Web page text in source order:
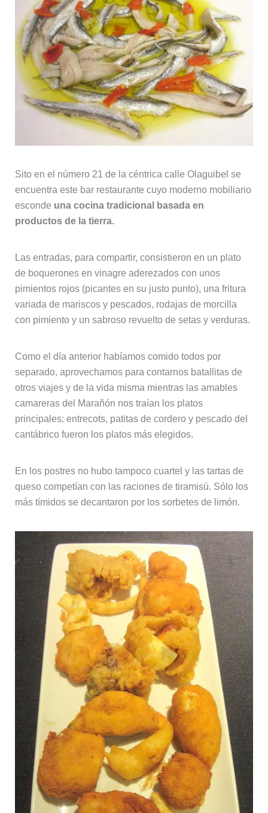
Sito en el número 21 de la céntrica calle Olaguibel se
encuentra este bar restaurante cuyo moderno mobiliario
esconde una cocina tradicional basada en
productos de la tierra.
Las entradas, para compartir, consistieron en un plato
de boquerones en vinagre aderezados con unos
pimientos rojos (picantes en su justo punto), una fritura
variada de mariscos y pescados, rodajas de morcilla
con pimiento y un sabroso revuelto de setas y verduras.
Como el día anterior habíamos comido todos por
separado, aprovechamos para contarnos batallitas de
otros viajes y de la vida misma mientras las amables
camareras del Marañón nos traían los platos
principales: entrecots, patitas de cordero y pescado del
cantábrico fueron los platos más elegidos.
En los postres no hubo tampoco cuartel y las tartas de
queso competían con las raciones de tiramisú. Sólo los
más tímidos se decantaron por los sorbetes de limón.